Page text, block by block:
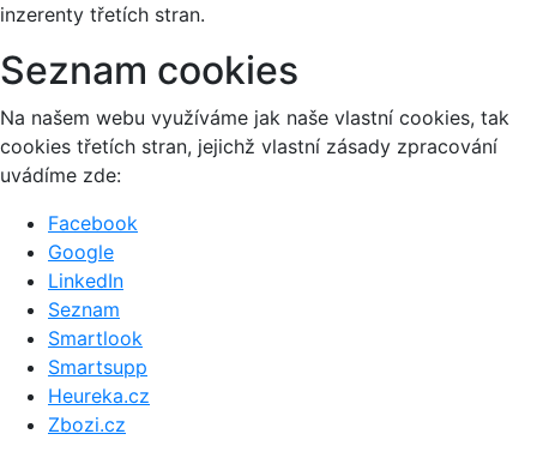
inzerenty třetích stran.
Seznam cookies
Na našem webu využíváme jak naše vlastní cookies, tak
cookies třetích stran, jejichž vlastní zásady zpracování
uvádíme zde:
Facebook
Google
LinkedIn
Seznam
Smartlook
Smartsupp
Heureka.cz
Zbozi.cz